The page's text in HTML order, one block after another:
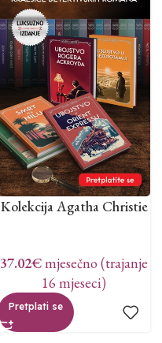
Kolekcija Agatha Christie
37.02€mjesečno (trajanje
16 mjeseci)
Pretplati se